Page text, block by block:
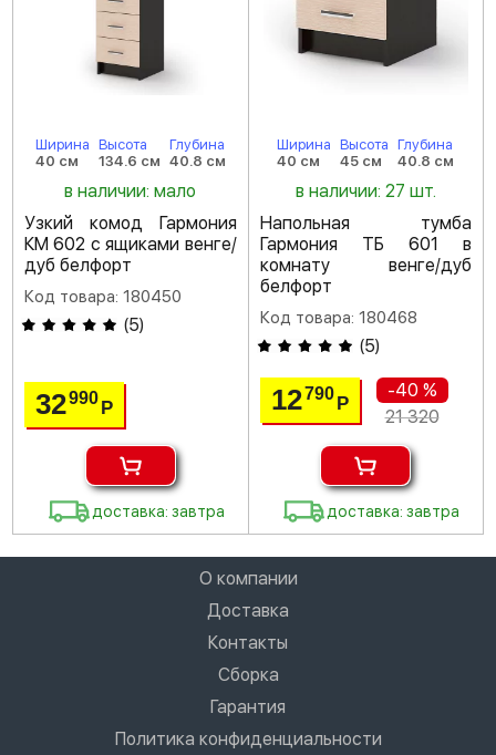
Ширина
40 см
Высота
134.6 см
Глубина
40.8 см
в наличии: мало
Узкий комод Гармония
КМ 602 с ящиками венге/
дуб белфорт
Код товара: 180450
(5)
32990Р
доставка: завтра
Ширина
40 см
Высота
45 см
Глубина
40.8 см
в наличии: 27 шт.
Напольная тумба
Гармония ТБ 601 в
комнату венге/дуб
белфорт
Код товара: 180468
(5)
12790 Р
-40 %
21 320
доставка: завтра
О компании
Доставка
Контакты
Сборка
Гарантия
Политика конфиденциальности